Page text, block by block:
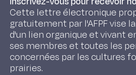
Cette lettre électronique
gratuitement par l'AFPF vise
d'un lien organique et vivant
ses membres et toutes les
concernées par les cultures
prairies.